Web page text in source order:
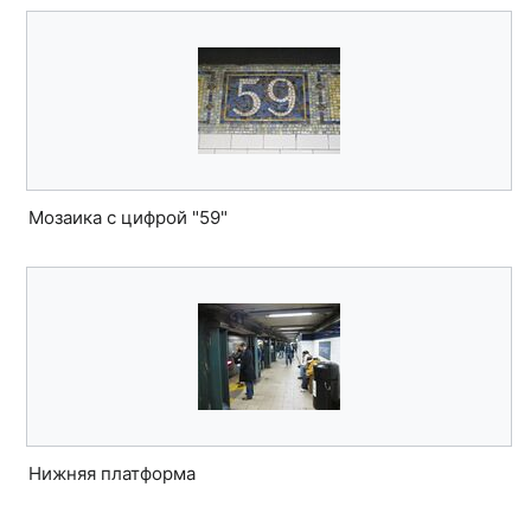
Мозаика с цифрой "59"
Нижняя платформа